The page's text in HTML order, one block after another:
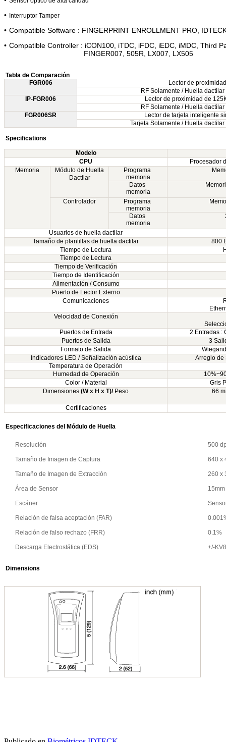
• Interruptor Tamper
• Compatible Software : FINGERPRINT ENROLLMENT PRO,
• Compatible Controller : iCON100, iTDC, iFDC, iEDC, iMDC, Third
FINGER007, 505R, LX007, LX505
Tabla de Comparación
FGR006
Lector de
RF Solamente / Huella
IP-FGR006
Lector de proximidad de
RF Solamente / Huella
FGR006SR
Lector de tarjeta inteligente
Tarjeta Solamente / Huella
Specifications
Modelo
CPU
Procesador
Memoria
Módulo de Huella
Dactilar
Programa
memoria
Datos
memoria
Controlador
Programa
memoria
Datos
memoria
Usuarios de huella dactilar
Tamaño de plantillas de huella dactilar
800
Tiempo de Lectura
Tiempo de Lectura
Tiempo de Verificación
Tiempo de Identificación
Alimentación / Consumo
Puerto de Lector Externo
Comunicaciones
Velocidad de Conexión
Puertos de Entrada
2 Entradas :
Puertos de Salida
3
Formato de Salida
Indicadores LED / Señalización acústica
Arreglo de
Temperatura de Operación
Humedad de Operación
Color / Material
Gris
Dimensiones (W x H x T)/ Peso 66
Certificaciones
Especificaciones del Módulo de Huella
Resolución 500
Tamaño de Imagen de Captura 640 x
Tamaño de Imagen de Extracción 260 x
Área de Sensor
Escáner
Relación de falsa aceptación (FAR)
Relación de falso rechazo (FRR) 0.1%
Descarga Electrostática (EDS) +/-KV8
Dimensions